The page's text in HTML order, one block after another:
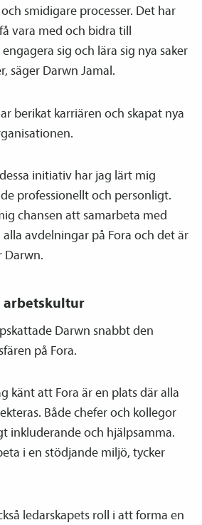
smidigare processer. Det har
vara med och bidra till
sig och lära sig nya saker
säger Darwn Jamal.
berikat karriären och skapat nya
initiativ har jag lärt mig
professionellt och personligt.
chansen att samarbeta med
avdelningar på Fora och det är
Darwn.
arbetskultur
Darwn snabbt den
på Fora.
känt att Fora är en plats där alla
Både chefer och kollegor
inkluderande och hjälpsamma.
i en stödjande miljö, tycker
ledarskapets roll i att forma en